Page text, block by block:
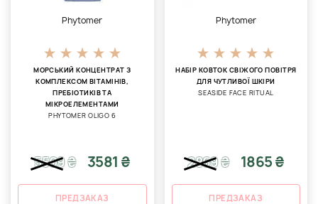
Phytomer
МОРСЬКИЙ КОНЦЕНТРАТ З
КОМПЛЕКСОМ ВІТАМІНІВ,
ПРЕБІОТИКІВ ТА
МІКРОЕЛЕМЕНТАМИ
PHYTOMER OLIGO 6
5509₴ 3581 ₴
ПРЕДЗАКАЗ
Phytomer
НАБІР КОВТОК СВІЖОГО ПОВІТРЯ
ДЛЯ ЧУТЛИВОЇ ШКІРИ
SEASIDE FACE RITUAL
2869₴ 1865 ₴
ПРЕДЗАКАЗ